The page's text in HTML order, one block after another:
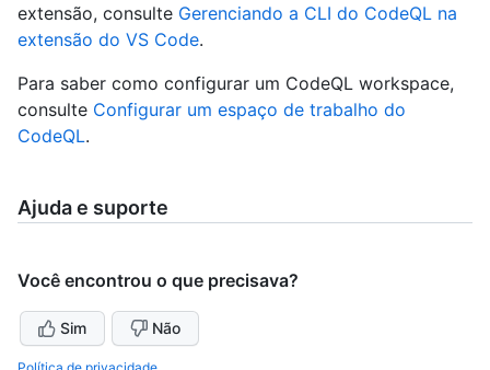
extensão, consulte Gerenciando a CLI do CodeQL na
extensão do VS Code.
Para saber como configurar um CodeQL workspace,
consulte Configurar um espaço de trabalho do
CodeQL.
Ajuda e suporte
Você encontrou o que precisava?
Sim Não